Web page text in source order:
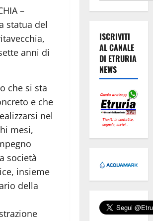
–
statua del
anni di
che si sta
e che
nel
mesi,
società
insieme
della
ISCRIVITI
AL CANALE
DI ETRURIA
NEWS